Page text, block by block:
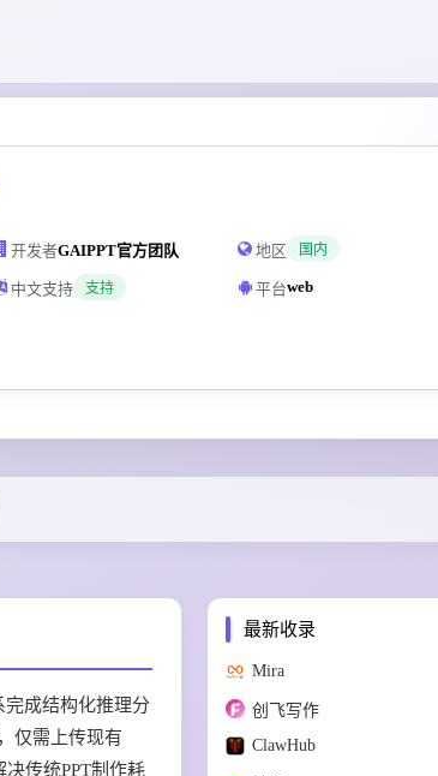
开发者GAIPPT官方团队 地区 国内
中文支持 支持 平台web
完成结构化推理分
仅需上传现有
传统PPT制作耗
最新收录
Mira
创飞写作
ClawHub